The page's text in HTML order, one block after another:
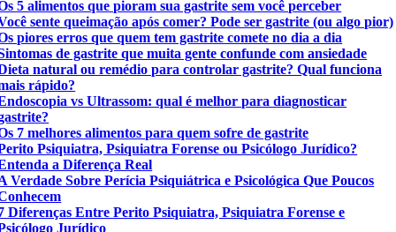
5 alimentos que pioram sua gastrite sem você perceber
sente queimação após comer? Pode ser gastrite (ou algo pior)
piores erros que quem tem gastrite comete no dia a dia
de gastrite que muita gente confunde com ansiedade
natural ou remédio para controlar gastrite? Qual funciona
rápido?
vs Ultrassom: qual é melhor para diagnosticar
7 melhores alimentos para quem sofre de gastrite
Psiquiatra, Psiquiatra Forense ou Psicólogo Jurídico?
a Diferença Real
Verdade Sobre Perícia Psiquiátrica e Psicológica Que Poucos
Diferenças Entre Perito Psiquiatra, Psiquiatra Forense e
Jurídico